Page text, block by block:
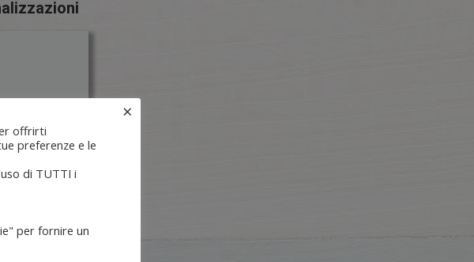
nelle colorazioni:
offrirti
preferenze e le
di TUTTI i
×
per fornire un